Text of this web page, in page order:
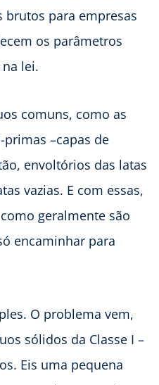
brutos para empresas
os parâmetros
lei.
comuns, como as
–capas de
envoltórios das latas
vazias. E com essas,
geralmente são
encaminhar para
O problema vem,
sólidos da Classe I –
Eis uma pequena